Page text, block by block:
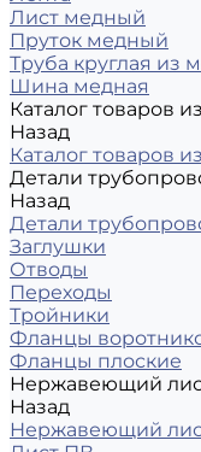
Лист медный
Пруток медный
Труба круглая из
Шина медная
Каталог товаров
Назад
Каталог товаров
Детали
Назад
Детали
Заглушки
Отводы
Переходы
Тройники
Фланцы
Фланцы плоские
Нержавеющий
Назад
Нержавеющий